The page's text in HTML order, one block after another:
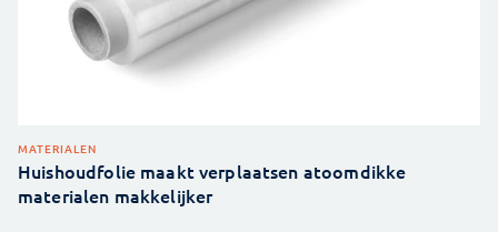
MATERIALEN
Huishoudfolie maakt verplaatsen atoomdikke
materialen makkelijker